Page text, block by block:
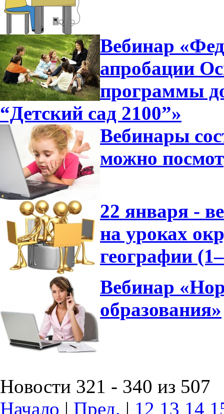
Вебинар
апробации
программы
“Детский сад 2100”»
Вебинары
можно
22 января -
на уроках
географии
Вебинар
образования»
Новости 321 - 340 из 507
Начало | Пред. | 12 13 14